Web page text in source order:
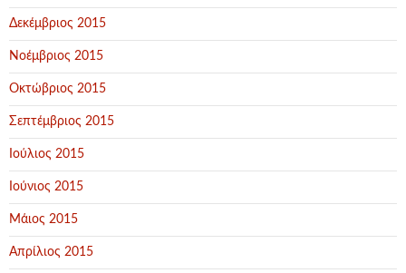
Δεκέμβριος 2015
Νοέμβριος 2015
Οκτώβριος 2015
Σεπτέμβριος 2015
Ιούλιος 2015
Ιούνιος 2015
Μάιος 2015
Απρίλιος 2015